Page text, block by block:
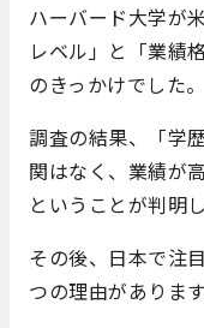
ハーバード大学が
レベル」と「業績
のきっかけでした。
調査の結果、「学
関はなく、業績が
ということが判明
その後、日本で注
つの理由があります